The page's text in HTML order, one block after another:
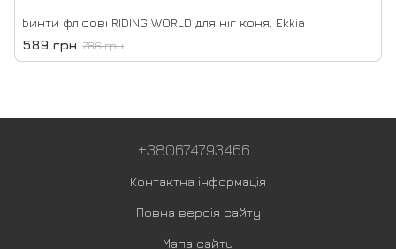
Бинти флісові RIDING WORLD для ніг коня, Ekkia
589 грн 786 грн
+380674793466
Контактна інформація
Повна версія сайту
Мапа сайту